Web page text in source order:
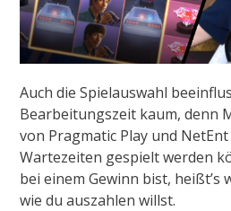
Auch die Spielauswahl
Bearbeitungszeit kaum, denn
von Pragmatic Play und
Wartezeiten gespielt werden
bei einem Gewinn bist, heißt’s
wie du auszahlen willst.